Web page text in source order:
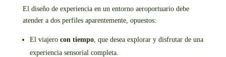
El diseño de experiencia en un entorno aeroportuario debe
atender a dos perfiles aparentemente, opuestos:
El viajero con tiempo, que desea explorar y disfrutar de una
experiencia sensorial completa.